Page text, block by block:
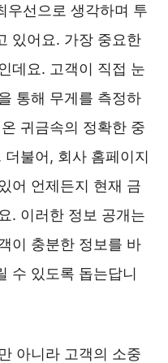
우선으로 생각하며 투
있어요. 가장 중요한
데요. 고객이 직접 눈
통해 무게를 측정하
귀금속의 정확한 중
불어, 회사 홈페이지
어 언제든지 현재 금
. 이러한 정보 공개는
이 충분한 정보를 바
수 있도록 돕는답니
아니라 고객의 소중